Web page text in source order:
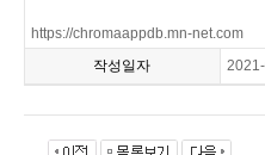
https://chromaappdb.mn-net.com
작성일자